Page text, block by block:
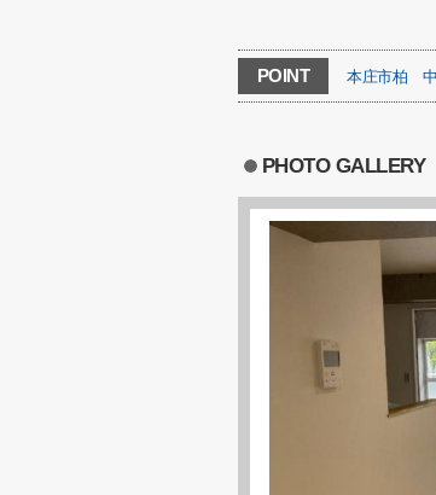
POINT 本庄市柏
PHOTO GALLERY